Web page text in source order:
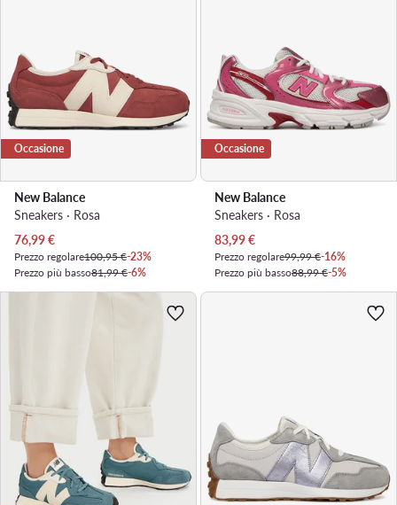
Occasione
New Balance
Sneakers · Rosa
Prezzo attuale
76,99€
Prezzo regolare100,95 €-23%
Prezzo più basso81,99 €-6%
Occasione
New Balance
Sneakers · Rosa
Prezzo attuale
83,99€
Prezzo regolare99,99 €-16%
Prezzo più basso88,99 €-5%